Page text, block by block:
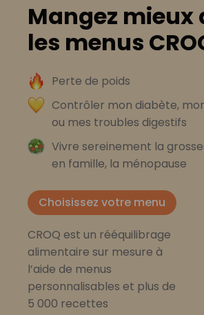
Mangez mieux
les menus
Perte de poids
Contrôler mon diabète,
ou mes troubles digestifs
Vivre sereinement la
en famille, la ménopause
Choisissez votre menu
CROQ est un rééquilibrage
alimentaire sur mesure à
l’aide de menus
personnalisables et plus de
5 000 recettes